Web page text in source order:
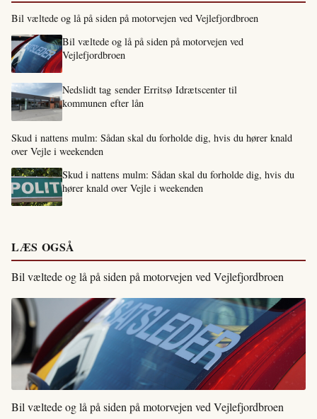
Bil væltede og lå på siden på motorvejen ved Vejlefjordbroen
Bil væltede og lå på siden på motorvejen ved
Vejlefjordbroen
Nedslidt tag sender Erritsø Idrætscenter til
kommunen efter lån
Skud i nattens mulm: Sådan skal du forholde dig, hvis du hører knald
over Vejle i weekenden
Skud i nattens mulm: Sådan skal du forholde dig, hvis du
hører knald over Vejle i weekenden
LÆS OGSÅ
Bil væltede og lå på siden på motorvejen ved Vejlefjordbroen
Bil væltede og lå på siden på motorvejen ved Vejlefjordbroen